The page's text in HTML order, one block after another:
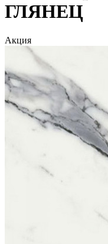
ГЛЯНЕЦ
Акция